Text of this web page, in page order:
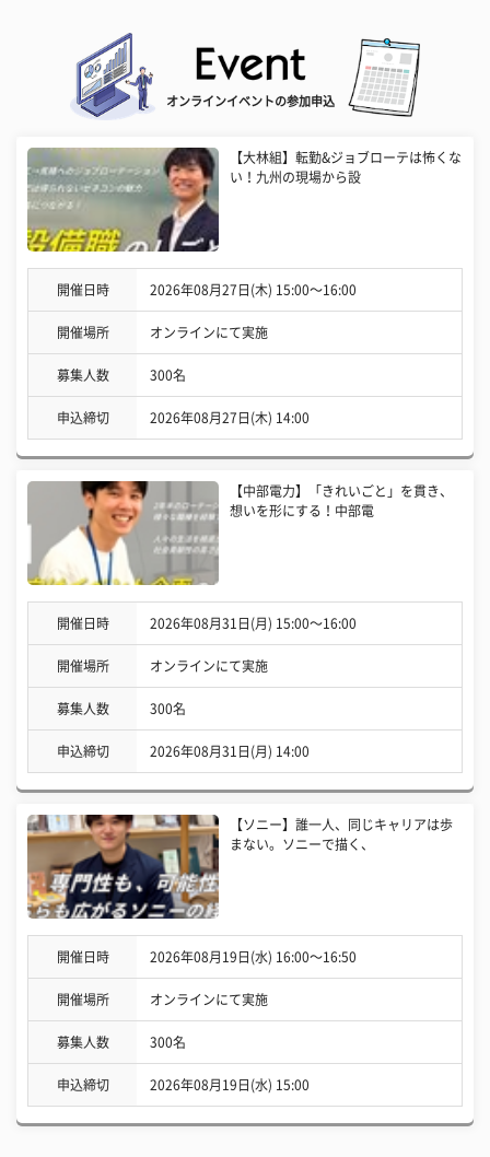
オンラインイベントの参加申込
【大林組】転勤&ジョブローテは怖くな
い！九州の現場から設
開催日時 2026年08月27日(木) 15:00〜16:00
開催場所 オンラインにて実施
募集人数 300名
申込締切 2026年08月27日(木) 14:00
【中部電力】「きれいごと」を貫き、
想いを形にする！中部電
開催日時 2026年08月31日(月) 15:00〜16:00
開催場所 オンラインにて実施
募集人数 300名
申込締切 2026年08月31日(月) 14:00
【ソニー】誰一人、同じキャリアは歩
まない。ソニーで描く、
開催日時 2026年08月19日(水) 16:00〜16:50
開催場所 オンラインにて実施
募集人数 300名
申込締切 2026年08月19日(水) 15:00